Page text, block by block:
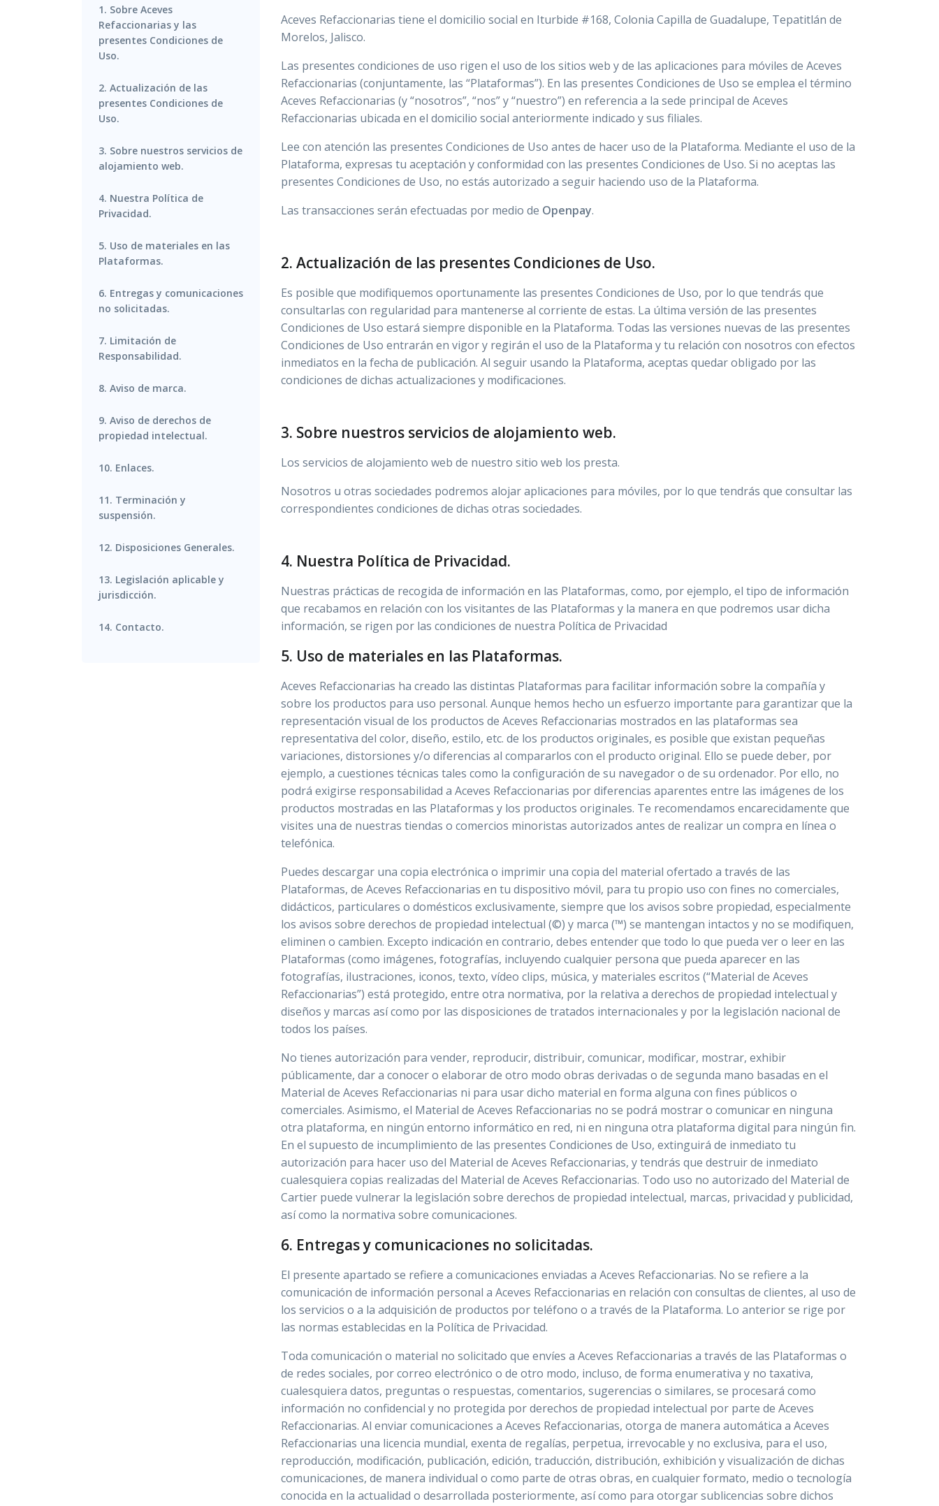
1. Sobre Aceves
Refaccionarias y las
presentes Condiciones de
Uso.
2. Actualización de las
presentes Condiciones de
Uso.
3. Sobre nuestros servicios de
alojamiento web.
4. Nuestra Política de
Privacidad.
5. Uso de materiales en las
Plataformas.
6. Entregas y comunicaciones
no solicitadas.
7. Limitación de
Responsabilidad.
8. Aviso de marca.
9. Aviso de derechos de
propiedad intelectual.
10. Enlaces.
11. Terminación y
suspensión.
12. Disposiciones Generales.
13. Legislación aplicable y
jurisdicción.
14. Contacto.
Aceves Refaccionarias tiene el domicilio social en Iturbide #168, Colonia Capilla de Guadalupe, Tepatitlán de
Morelos, Jalisco.
Las presentes condiciones de uso rigen el uso de los sitios web y de las aplicaciones para móviles de Aceves
Refaccionarias (conjuntamente, las “Plataformas”). En las presentes Condiciones de Uso se emplea el término
Aceves Refaccionarias (y “nosotros”, “nos” y “nuestro”) en referencia a la sede principal de Aceves
Refaccionarias ubicada en el domicilio social anteriormente indicado y sus filiales.
Lee con atención las presentes Condiciones de Uso antes de hacer uso de la Plataforma. Mediante el uso de la
Plataforma, expresas tu aceptación y conformidad con las presentes Condiciones de Uso. Si no aceptas las
presentes Condiciones de Uso, no estás autorizado a seguir haciendo uso de la Plataforma.
Las transacciones serán efectuadas por medio de Openpay.
2. Actualización de las presentes Condiciones de Uso.
Es posible que modifiquemos oportunamente las presentes Condiciones de Uso, por lo que tendrás que
consultarlas con regularidad para mantenerse al corriente de estas. La última versión de las presentes
Condiciones de Uso estará siempre disponible en la Plataforma. Todas las versiones nuevas de las presentes
Condiciones de Uso entrarán en vigor y regirán el uso de la Plataforma y tu relación con nosotros con efectos
inmediatos en la fecha de publicación. Al seguir usando la Plataforma, aceptas quedar obligado por las
condiciones de dichas actualizaciones y modificaciones.
3. Sobre nuestros servicios de alojamiento web.
Los servicios de alojamiento web de nuestro sitio web los presta.
Nosotros u otras sociedades podremos alojar aplicaciones para móviles, por lo que tendrás que consultar las
correspondientes condiciones de dichas otras sociedades.
4. Nuestra Política de Privacidad.
Nuestras prácticas de recogida de información en las Plataformas, como, por ejemplo, el tipo de información
que recabamos en relación con los visitantes de las Plataformas y la manera en que podremos usar dicha
información, se rigen por las condiciones de nuestra Política de Privacidad
5. Uso de materiales en las Plataformas.
Aceves Refaccionarias ha creado las distintas Plataformas para facilitar información sobre la compañía y
sobre los productos para uso personal. Aunque hemos hecho un esfuerzo importante para garantizar que la
representación visual de los productos de Aceves Refaccionarias mostrados en las plataformas sea
representativa del color, diseño, estilo, etc. de los productos originales, es posible que existan pequeñas
variaciones, distorsiones y/o diferencias al compararlos con el producto original. Ello se puede deber, por
ejemplo, a cuestiones técnicas tales como la configuración de su navegador o de su ordenador. Por ello, no
podrá exigirse responsabilidad a Aceves Refaccionarias por diferencias aparentes entre las imágenes de los
productos mostradas en las Plataformas y los productos originales. Te recomendamos encarecidamente que
visites una de nuestras tiendas o comercios minoristas autorizados antes de realizar un compra en línea o
telefónica.
Puedes descargar una copia electrónica o imprimir una copia del material ofertado a través de las
Plataformas, de Aceves Refaccionarias en tu dispositivo móvil, para tu propio uso con fines no comerciales,
didácticos, particulares o domésticos exclusivamente, siempre que los avisos sobre propiedad, especialmente
los avisos sobre derechos de propiedad intelectual (©) y marca (™) se mantengan intactos y no se modifiquen,
eliminen o cambien. Excepto indicación en contrario, debes entender que todo lo que pueda ver o leer en las
Plataformas (como imágenes, fotografías, incluyendo cualquier persona que pueda aparecer en las
fotografías, ilustraciones, iconos, texto, vídeo clips, música, y materiales escritos (“Material de Aceves
Refaccionarias”) está protegido, entre otra normativa, por la relativa a derechos de propiedad intelectual y
diseños y marcas así como por las disposiciones de tratados internacionales y por la legislación nacional de
todos los países.
No tienes autorización para vender, reproducir, distribuir, comunicar, modificar, mostrar, exhibir
públicamente, dar a conocer o elaborar de otro modo obras derivadas o de segunda mano basadas en el
Material de Aceves Refaccionarias ni para usar dicho material en forma alguna con fines públicos o
comerciales. Asimismo, el Material de Aceves Refaccionarias no se podrá mostrar o comunicar en ninguna
otra plataforma, en ningún entorno informático en red, ni en ninguna otra plataforma digital para ningún fin.
En el supuesto de incumplimiento de las presentes Condiciones de Uso, extinguirá de inmediato tu
autorización para hacer uso del Material de Aceves Refaccionarias, y tendrás que destruir de inmediato
cualesquiera copias realizadas del Material de Aceves Refaccionarias. Todo uso no autorizado del Material de
Cartier puede vulnerar la legislación sobre derechos de propiedad intelectual, marcas, privacidad y publicidad,
así como la normativa sobre comunicaciones.
6. Entregas y comunicaciones no solicitadas.
El presente apartado se refiere a comunicaciones enviadas a Aceves Refaccionarias. No se refiere a la
comunicación de información personal a Aceves Refaccionarias en relación con consultas de clientes, al uso de
los servicios o a la adquisición de productos por teléfono o a través de la Plataforma. Lo anterior se rige por
las normas establecidas en la Política de Privacidad.
Toda comunicación o material no solicitado que envíes a Aceves Refaccionarias a través de las Plataformas o
de redes sociales, por correo electrónico o de otro modo, incluso, de forma enumerativa y no taxativa,
cualesquiera datos, preguntas o respuestas, comentarios, sugerencias o similares, se procesará como
información no confidencial y no protegida por derechos de propiedad intelectual por parte de Aceves
Refaccionarias. Al enviar comunicaciones a Aceves Refaccionarias, otorga de manera automática a Aceves
Refaccionarias una licencia mundial, exenta de regalías, perpetua, irrevocable y no exclusiva, para el uso,
reproducción, modificación, publicación, edición, traducción, distribución, exhibición y visualización de dichas
comunicaciones, de manera individual o como parte de otras obras, en cualquier formato, medio o tecnología
conocida en la actualidad o desarrollada posteriormente, así como para otorgar sublicencias sobre dichos